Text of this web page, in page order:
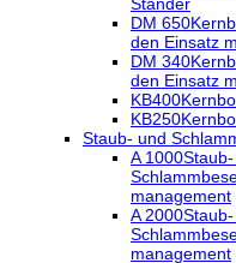
Ständer
DM 650
den Einsatz
DM 340
den Einsatz
KB400
KB250
Staub- und
A 1000
management
A 2000
management